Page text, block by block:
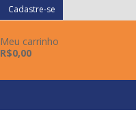
Cadastre-se
Meu carrinho
R$0,00